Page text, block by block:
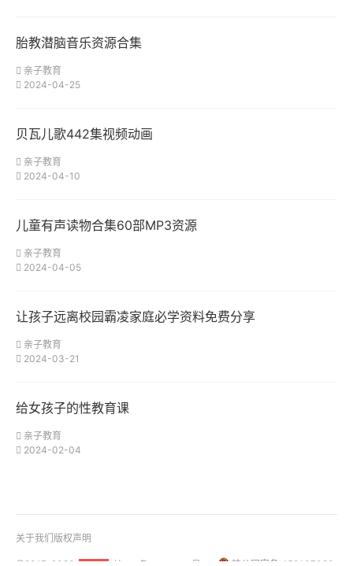
胎教潜脑音乐资源合集
亲子教育
2024-04-25
贝瓦儿歌442集视频动画
亲子教育
2024-04-10
儿童有声读物合集60部MP3资源
亲子教育
2024-04-05
让孩子远离校园霸凌家庭必学资料免费分享
亲子教育
2024-03-21
给女孩子的性教育课
亲子教育
2024-02-04
关于我们 版权声明